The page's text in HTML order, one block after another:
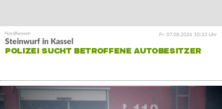
Fr. 07.08.2026 10:33 Uhr
Steinwurf in Kassel
POLIZEI SUCHT BETROFFENE AUTOBESITZER